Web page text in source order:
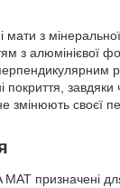
мати з
з алюмінієвої
покриття, завдяки
змінюють своєї
призначені